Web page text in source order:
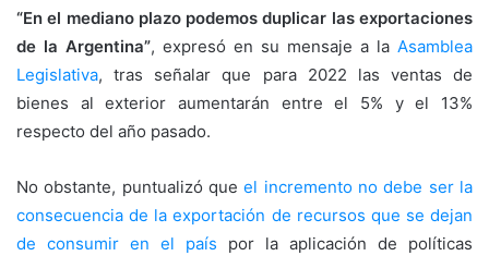
“En el mediano plazo podemos duplicar las exportaciones
de la Argentina”, expresó en su mensaje a la Asamblea
Legislativa, tras señalar que para 2022 las ventas de
bienes al exterior aumentarán entre el 5% y el 13%
respecto del año pasado.
No obstante, puntualizó queel incremento no debe ser la
consecuencia de la exportación de recursos que se dejan
de consumir en el país por la aplicación de políticas